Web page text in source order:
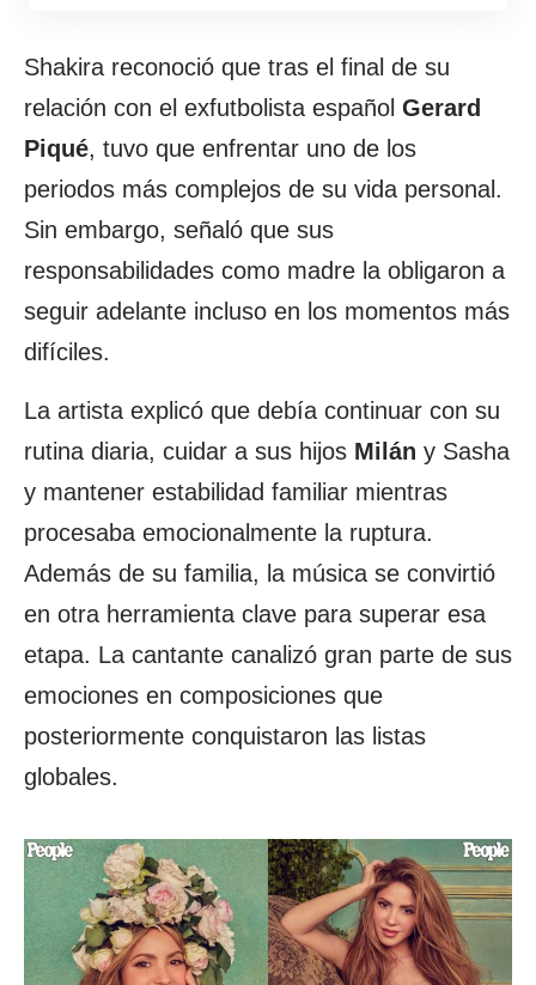
Shakira reconoció que tras el final de su
relación con el exfutbolista español Gerard
Piqué, tuvo que enfrentar uno de los
periodos más complejos de su vida personal.
Sin embargo, señaló que sus
responsabilidades como madre la obligaron a
seguir adelante incluso en los momentos más
difíciles.
La artista explicó que debía continuar con su
rutina diaria, cuidar a sus hijos Milán y Sasha
y mantener estabilidad familiar mientras
procesaba emocionalmente la ruptura.
Además de su familia, la música se convirtió
en otra herramienta clave para superar esa
etapa. La cantante canalizó gran parte de sus
emociones en composiciones que
posteriormente conquistaron las listas
globales.